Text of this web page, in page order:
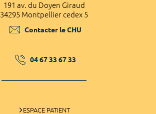
191 av. du Doyen Giraud
34295 Montpellier cedex 5
Contacter le CHU
04 67 33 67 33
ESPACE PATIENT